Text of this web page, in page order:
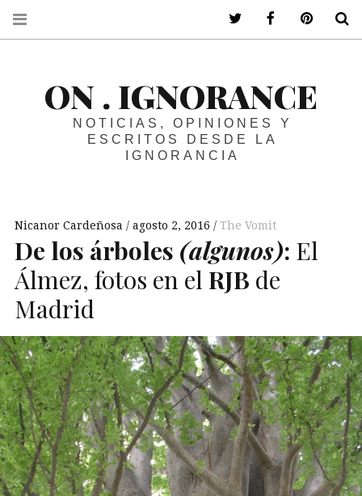
ON . IGNORANCE
NOTICIAS, OPINIONES Y
ESCRITOS DESDE LA
IGNORANCIA
Nicanor Cardeñosa agosto 2, 2016 The Vomit
De los árboles (algunos): El
Álmez, fotos en el RJB de
Madrid
ir a mi twitterir a mi facebook
ir a mi